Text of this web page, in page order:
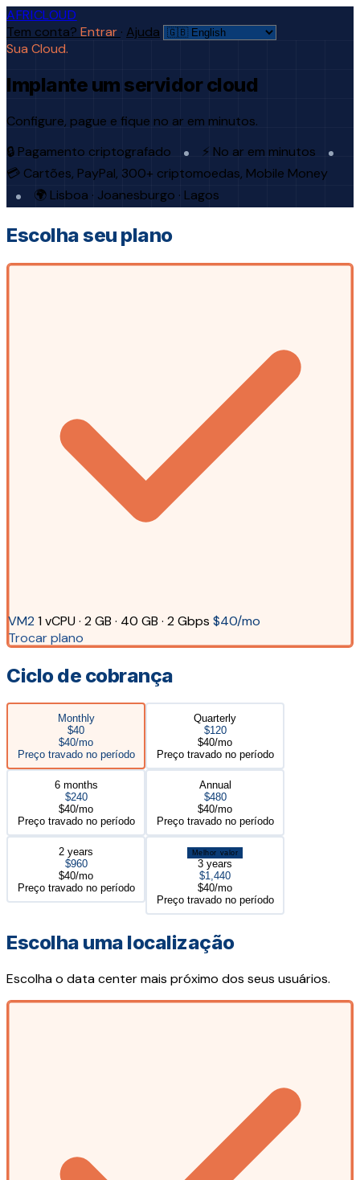
AFRICLOUD
Tem conta? Entrar · Ajuda
Sua Cloud.
Implante um servidor cloud
Configure, pague e fique no ar em minutos.
🔒 Pagamento criptografado
⚡ No ar em minutos
💳 Cartões, PayPal, 300+ criptomoedas, Mobile Money
🌍 Lisboa · Joanesburgo · Lagos
Escolha seu plano
VM2 1 vCPU · 2 GB · 40 GB · 2 Gbps $40/mo
Trocar plano
Ciclo de cobrança
Monthly
$40
$40/mo
Preço travado no período
Quarterly
$120
$40/mo
Preço travado no período
6 months
$240
$40/mo
Preço travado no período
Annual
$480
$40/mo
Preço travado no período
2 years
$960
$40/mo
Preço travado no período
Melhor valor
3 years
$1,440
$40/mo
Preço travado no período
Escolha uma localização
Escolha o data center mais próximo dos seus usuários.